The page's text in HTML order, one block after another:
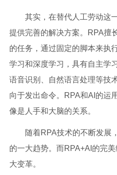
其实，在替代人工劳动这一
提供完善的解决方案。RPA擅
的任务，通过固定的脚本来执
学习和深度学习，具有自主学
语音识别、自然语言处理等技
向于发出命令。RPA和AI的运
像是人手和大脑的关系。
随着RPA技术的不断发展
的一大趋势。而RPA+AI的完
大变革。